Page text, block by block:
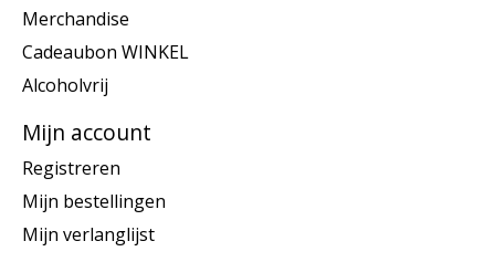
Merchandise
Cadeaubon WINKEL
Alcoholvrij
Mijn account
Registreren
Mijn bestellingen
Mijn verlanglijst